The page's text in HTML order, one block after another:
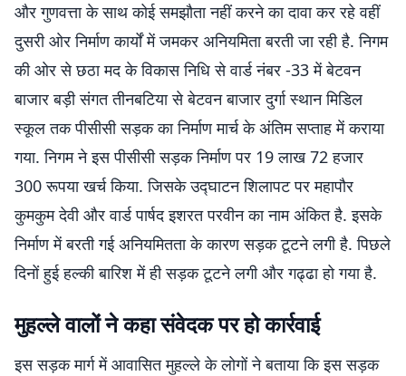
और गुणवत्ता के साथ कोई समझौता नहीं करने का दावा कर रहे वहीं
दुसरी ओर निर्माण कार्यों में जमकर अनियमिता बरती जा रही है. निगम
की ओर से छठा मद के विकास निधि से वार्ड नंबर -33 में बेटवन
बाजार बड़ी संगत तीनबटिया से बेटवन बाजार दुर्गा स्थान मिडिल
स्कूल तक पीसीसी सड़क का निर्माण मार्च के अंतिम सप्ताह में कराया
गया. निगम ने इस पीसीसी सड़क निर्माण पर 19 लाख 72 हजार
300 रूपया खर्च किया. जिसके उद्घाटन शिलापट पर महापौर
कुमकुम देवी और वार्ड पार्षद इशरत परवीन का नाम अंकित है. इसके
निर्माण में बरती गई अनियमितता के कारण सड़क टूटने लगी है. पिछले
दिनों हुई हल्की बारिश में ही सड़क टूटने लगी और गढ्ढा हो गया है.
मुहल्ले वालों ने कहा संवेदक पर हो कार्रवाई
इस सड़क मार्ग में आवासित मुहल्ले के लोगों ने बताया कि इस सड़क